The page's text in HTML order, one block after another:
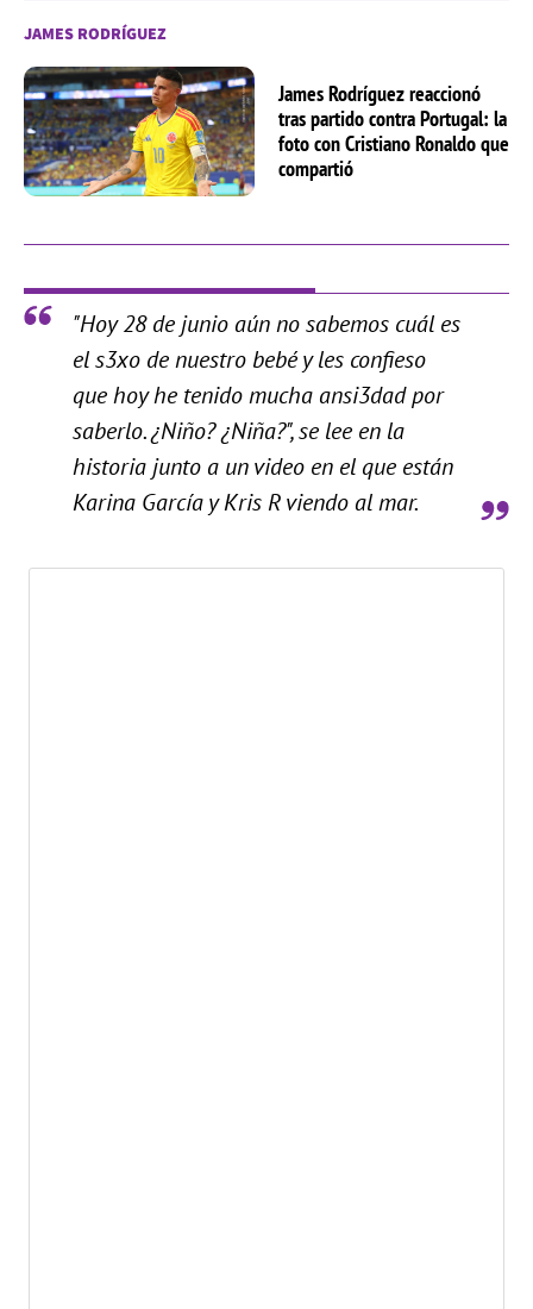
JAMES RODRÍGUEZ
James Rodríguez reaccionó
tras partido contra Portugal: la
foto con Cristiano Ronaldo que
compartió
"Hoy 28 de junio aún no sabemos cuál es
el s3xo de nuestro bebé y les confieso
que hoy he tenido mucha ansi3dad por
saberlo. ¿Niño? ¿Niña?", se lee en la
historia junto a un video en el que están
Karina García y Kris R viendo al mar.